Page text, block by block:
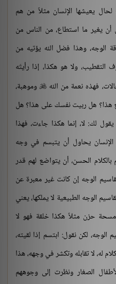
لحال يعيشها الإنسان مثلاً من هم
يغير ما استطاع، من الناس من
وهذا فضل الله يؤتيه من
التقطيب، ولا هو هكذا، إذا رأيتَه
فهذه نعمة من الله وموهبة،
هذا؟ هل ربيت نفسك على هذا؟ هل
لك: لا، إنما هكذا جاءت، فهذا
الإنسان يحاول أن يتبسم في وجه
بالكلام الحسن، أن يتواضع لهم قدر
الوجه إن كانت غير معبرة عن
الوجه الطبيعية لا يملكها، يعني
حزن مثلاً هكذا خلقة فهو لا
الوجه، لكن نقول: ابتسم إذا لقيته،
له، لا تقابله وتكشر في وجهه، هذا
الصغار ونظرت إلى وجوههم